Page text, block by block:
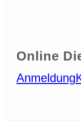
Online
Anmeldung